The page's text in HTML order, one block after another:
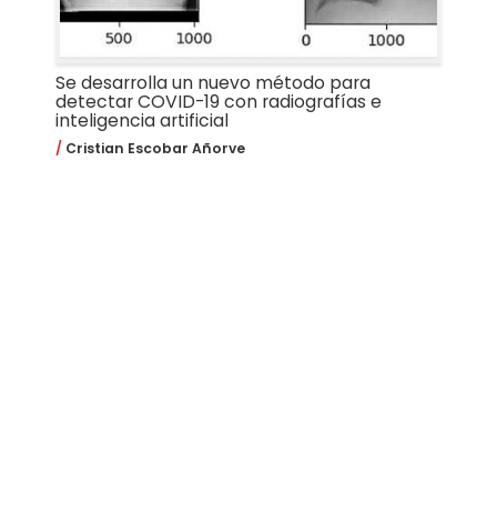
Se desarrolla un nuevo método para
detectar COVID-19 con radiografías e
inteligencia artificial
Cristian Escobar Añorve